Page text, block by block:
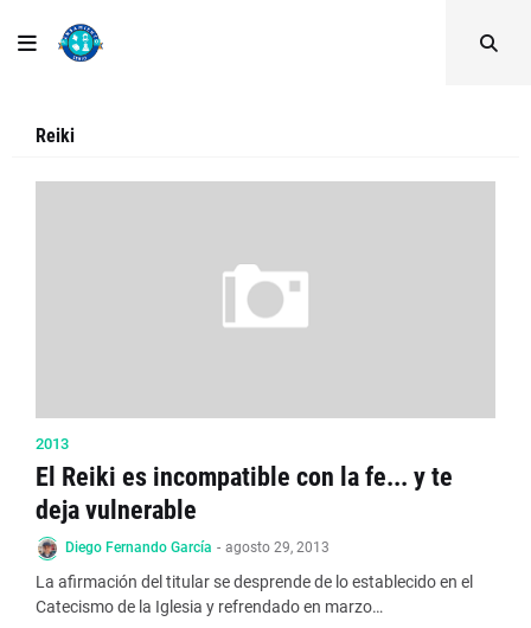
Reiki
2013
El Reiki es incompatible con la fe... y te
deja vulnerable
Diego Fernando García - agosto 29, 2013
La afirmación del titular se desprende de lo establecido en el
Catecismo de la Iglesia y refrendado en marzo…